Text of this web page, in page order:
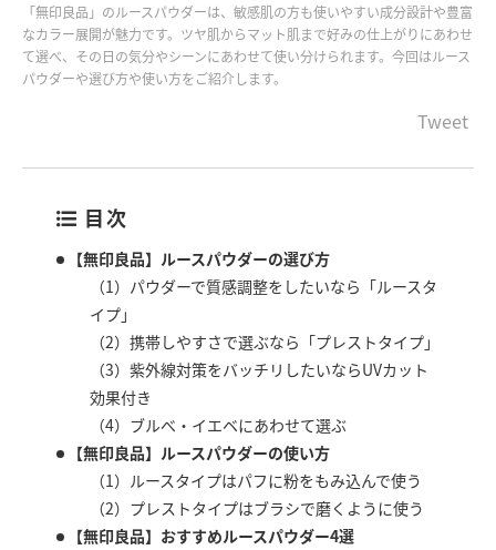
「無印良品」のルースパウダーは、敏感肌の方も使いやすい成分設計や豊富
なカラー展開が魅力です。ツヤ肌からマット肌まで好みの仕上がりにあわせ
て選べ、その日の気分やシーンにあわせて使い分けられます。今回はルース
パウダーや選び方や使い方をご紹介します。
Tweet
目次
【無印良品】ルースパウダーの選び方
（1）パウダーで質感調整をしたいなら「ルースタ
イプ」
（2）携帯しやすさで選ぶなら「プレストタイプ」
（3）紫外線対策をバッチリしたいならUVカット
効果付き
（4）ブルべ・イエベにあわせて選ぶ
【無印良品】ルースパウダーの使い方
（1）ルースタイプはパフに粉をもみ込んで使う
（2）プレストタイプはブラシで磨くように使う
【無印良品】おすすめルースパウダー4選